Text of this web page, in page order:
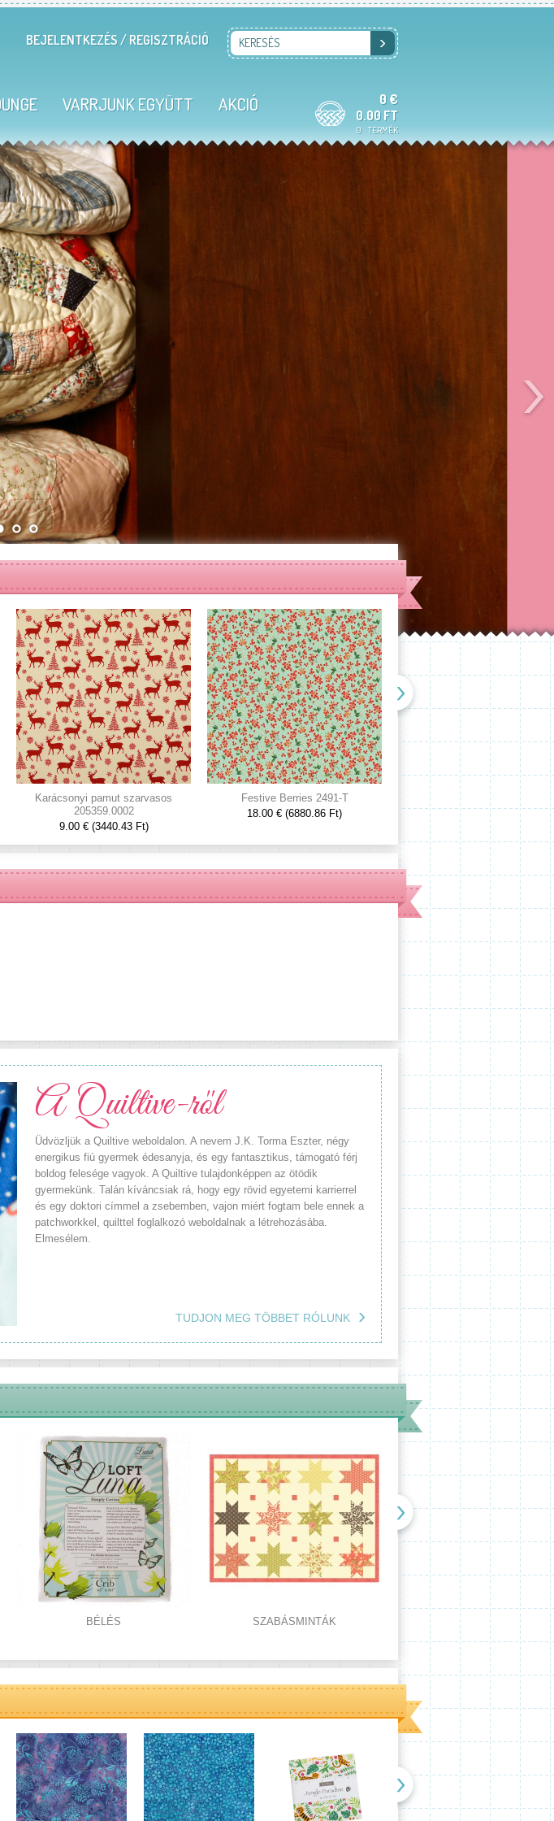
0 €
0.00 FT
0 TERMÉK
BEJELENTKEZÉS / REGISZTRÁCIÓ
VARRJUNK EGYÜTT AKCIÓ
KERESÉS
Karácsonyi pamut szarvasos
205359.0002
9.00 € (3440.43 Ft)
Festive Berries 2491-T
18.00 € (6880.86 Ft)
Waffelpiké virágos
9.00 € (3440.43 Ft)
A Quiltive-ről
Üdvözljük a Quiltive weboldalon. A nevem J.K. Torma Eszter, négy
energikus fiú gyermek édesanyja, és egy fantasztikus, támogató férj
boldog felesége vagyok. A Quiltive tulajdonképpen az ötödik
gyermekünk. Talán kíváncsiak rá, hogy egy rövid egyetemi karrierrel
és egy doktori címmel a zsebemben, vajon miért fogtam bele ennek a
patchworkkel, quilttel foglalkozó weboldalnak a létrehozásába.
Elmesélem.
TUDJON MEG TÖBBET RÓLUNK
BÉLÉS SZABÁSMINTÁK CÉRNÁK